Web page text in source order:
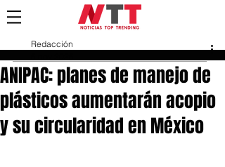
ANIPAC: planes de manejo de
plásticos aumentarán acopio
y su circularidad en México
Redacción